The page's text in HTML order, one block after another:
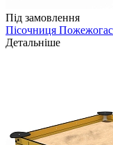
Під замовлення
Пісочниця
Детальніше